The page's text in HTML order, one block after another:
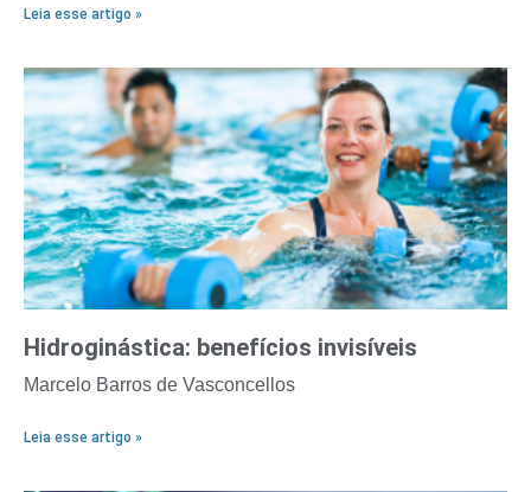
Leia esse artigo »
Hidroginástica: benefícios invisíveis
Marcelo Barros de Vasconcellos
Leia esse artigo »